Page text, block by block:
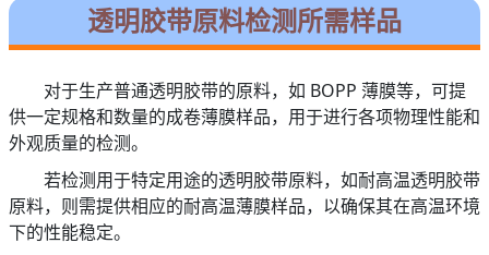
透明胶带原料检测所需样品
对于生产普通透明胶带的原料，如 BOPP 薄膜等，可提
供一定规格和数量的成卷薄膜样品，用于进行各项物理性能和
外观质量的检测。
若检测用于特定用途的透明胶带原料，如耐高温透明胶带
原料，则需提供相应的耐高温薄膜样品，以确保其在高温环境
下的性能稳定。